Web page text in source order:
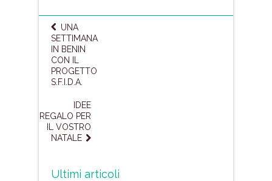
UNA
SETTIMANA
IN BENIN
CON IL
PROGETTO
S.F.I.D.A.
IDEE
REGALO PER
IL VOSTRO
NATALE
Ultimi articoli